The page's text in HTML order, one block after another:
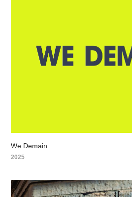
We Demain
2025